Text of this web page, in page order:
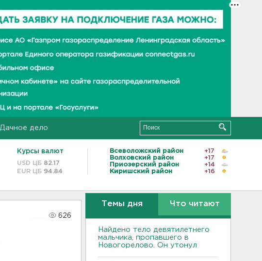
Дачное дело
Курсы валют
USD ЦБ 82.17
EUR ЦБ 94.84
Всеволожский район
+17
Волховский район
+17
Приозерский район
+14
Киришский район
+16
626
Темы дня Что читают
Найдено тело девятилетнего
мальчика, пропавшего в
Новогорелово. Он утонул